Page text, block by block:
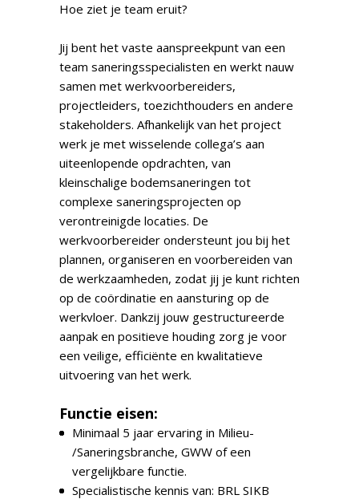
Hoe ziet je team eruit?
Jij bent het vaste aanspreekpunt van een
team saneringsspecialisten en werkt nauw
samen met werkvoorbereiders,
projectleiders, toezichthouders en andere
stakeholders. Afhankelijk van het project
werk je met wisselende collega’s aan
uiteenlopende opdrachten, van
kleinschalige bodemsaneringen tot
complexe saneringsprojecten op
verontreinigde locaties. De
werkvoorbereider ondersteunt jou bij het
plannen, organiseren en voorbereiden van
de werkzaamheden, zodat jij je kunt richten
op de coördinatie en aansturing op de
werkvloer. Dankzij jouw gestructureerde
aanpak en positieve houding zorg je voor
een veilige, efficiënte en kwalitatieve
uitvoering van het werk.
Functie eisen:
Minimaal 5 jaar ervaring in Milieu-
/Saneringsbranche, GWW of een
vergelijkbare functie.
Specialistische kennis van: BRL SIKB